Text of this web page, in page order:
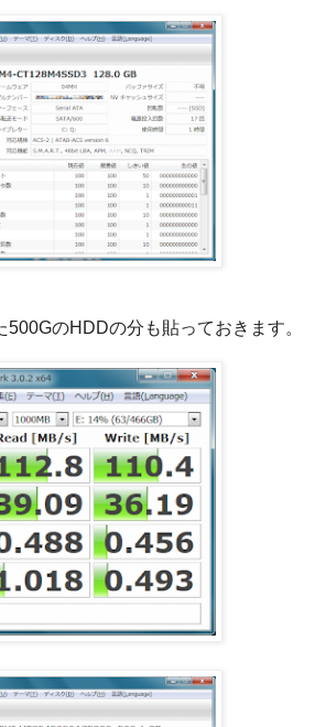
のHDDの分も貼っておきます。